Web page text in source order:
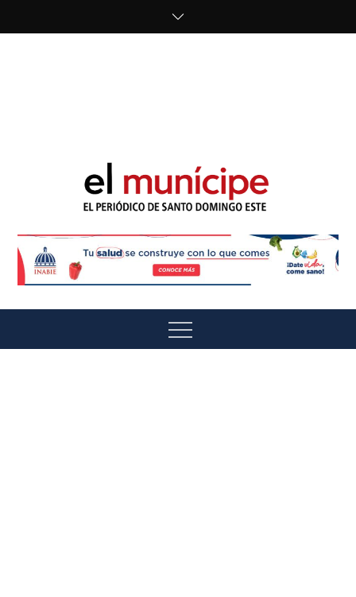
El Munícipe
Menu